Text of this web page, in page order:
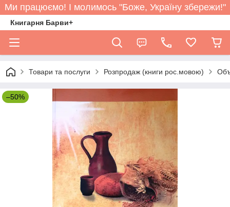
Ми працюємо! І молимось "Боже, Україну збережи!"
Книгарня Барви+
Товари та послуги Розпродаж (книги рос.мовою)
–50%